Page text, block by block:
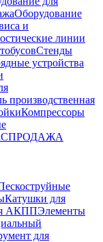
Оборудование
и
линии
Стенды
устройства
производственная
Компрессоры
Катушки для
АКППЭлементы
для